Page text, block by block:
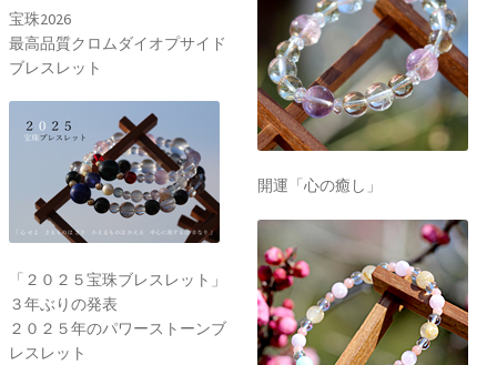
宝珠2026
最高品質クロムダイオプサイド
ブレスレット
「２０２５宝珠ブレスレット」
３年ぶりの発表
２０２５年のパワーストーンブ
レスレット
開運「心の癒し」